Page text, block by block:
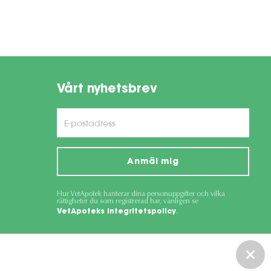
Vårt nyhetsbrev
Anmäl mig
Hur VetApotek hanterar dina personuppgifter och vilka
rättigheter du som registrerad har, vänligen se
VetApoteks integritetspolicy.